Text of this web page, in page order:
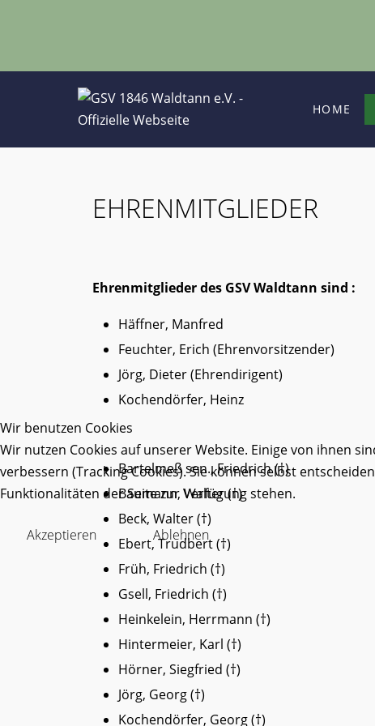
HOME
EHRENMITGLIEDER
Ehrenmitglieder des GSV Waldtann sind :
Häffner, Manfred
Feuchter, Erich (Ehrenvorsitzender)
Jörg, Dieter (Ehrendirigent)
Kochendörfer, Heinz
Bartelmeß sen., Friedrich (†)
Baumann, Walter (†)
Beck, Walter (†)
Ebert, Trudbert (†)
Früh, Friedrich (†)
Gsell, Friedrich (†)
Heinkelein, Herrmann (†)
Hintermeier, Karl (†)
Hörner, Siegfried (†)
Jörg, Georg (†)
Kochendörfer, Georg (†)
Wir benutzen Cookies
Wir nutzen Cookies auf unserer Website. Einige von ihnen
verbessern (Tracking Cookies). Sie können selbst
Funktionalitäten der Seite zur Verfügung stehen.
Akzeptieren
Ablehnen